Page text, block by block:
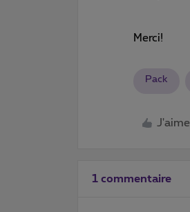
Merci!
Pack
J'aime
1 commentaire